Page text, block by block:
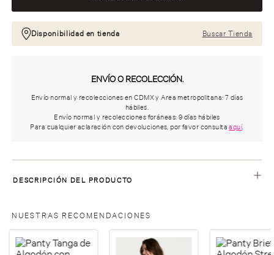
Disponibilidad en tienda Buscar Tienda
ENVÍO O RECOLECCIÓN.
Envío normal y recolecciones en CDMX y Area metropolitana: 7 días
hábiles.
Envío normal y recolecciones foráneas: 9 días hábiles
Para cualquier aclaración con devoluciones, por favor consultaaquí.
DESCRIPCIÓN DEL PRODUCTO
NUESTRAS RECOMENDACIONES